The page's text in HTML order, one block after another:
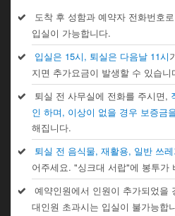
도착 후 성함과 예약자 전화번호
입실이 가능합니다.
입실은 15시, 퇴실은 다음날 11시
지면 추가요금이 발생할 수 있습
퇴실 전 사무실에 전화를 주시면,
인 하며, 이상이 없을 경우 보증금
해집니다.
퇴실 전 음식물, 재활용, 일반 쓰
어주세요. "싱크대 서랍"에 봉투가
예약인원에서 인원이 추가되었을
대인원 초과시는 입실이 불가능합